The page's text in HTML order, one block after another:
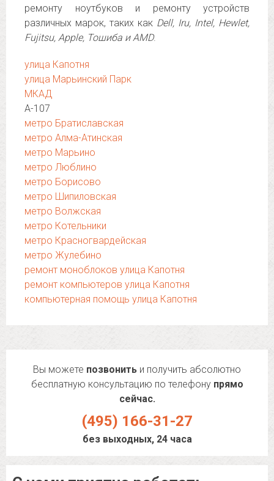
ремонту ноутбуков и ремонту устройств
различных марок, таких как Dell, Iru, Intel, Hewlet,
Fujitsu, Apple, Тошиба и AMD.
улица Капотня
улица Марьинский Парк
МКАД
А-107
метро Братиславская
метро Алма-Атинская
метро Марьино
метро Люблино
метро Борисово
метро Шипиловская
метро Волжская
метро Котельники
метро Красногвардейская
метро Жулебино
ремонт моноблоков улица Капотня
ремонт компьютеров улица Капотня
компьютерная помощь улица Капотня
Вы можете позвонить и получить абсолютно
бесплатную консультацию по телефону прямо
сейчас.
(495) 166-31-27
без выходных, 24 часа